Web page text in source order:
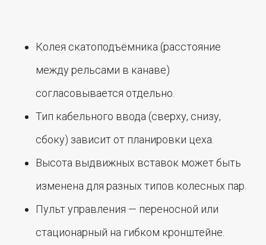
Колея скатоподъёмника (расстояние
между рельсами в канаве)
согласовывается отдельно.
Тип кабельного ввода (сверху, снизу,
сбоку) зависит от планировки цеха.
Высота выдвижных вставок может быть
изменена для разных типов колесных пар.
Пульт управления — переносной или
стационарный на гибком кронштейне.
Контакты
Металлоконструкции
Токарные работы
Фрезерные работы
Плазменная резка
Сварка аргоном
Сальники набивные
8 (913) 618-66-11
lokomsk@yandex.ru